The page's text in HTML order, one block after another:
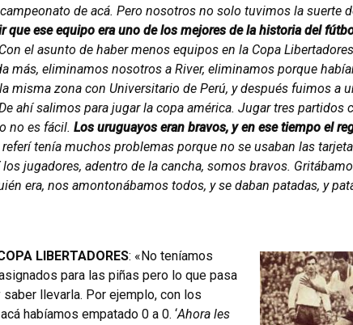
de acá. Pero nosotros no solo tuvimos la suerte
que ese equipo era uno de los mejores de la historia del
el asunto de haber menos equipos en la Copa
más, eliminamos nosotros a River, eliminamos porque
misma zona con Universitario de Perú, y después fuimos a
ahí salimos para jugar la copa américa. Jugar tres partidos
no es fácil. Los uruguayos eran bravos, y en ese tiempo el
referí tenía muchos problemas porque no se usaban las
jugadores, adentro de la cancha, somos bravos.
era, nos amontonábamos todos, y se daban patadas, y
LIBERTADORES: «No teníamos
para las piñas pero lo que pasa
saber llevarla. Por ejemplo, con los
habíamos empatado 0 a 0. ‘Ahora les